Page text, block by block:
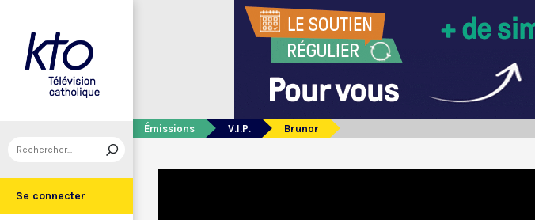
Se connecter
Émissions V.I.P. Brunor